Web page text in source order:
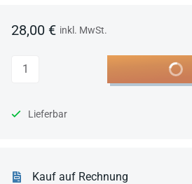
28,00 € inkl. MwSt.
Anzahl In den
Lieferbar
Kauf auf Rechnung